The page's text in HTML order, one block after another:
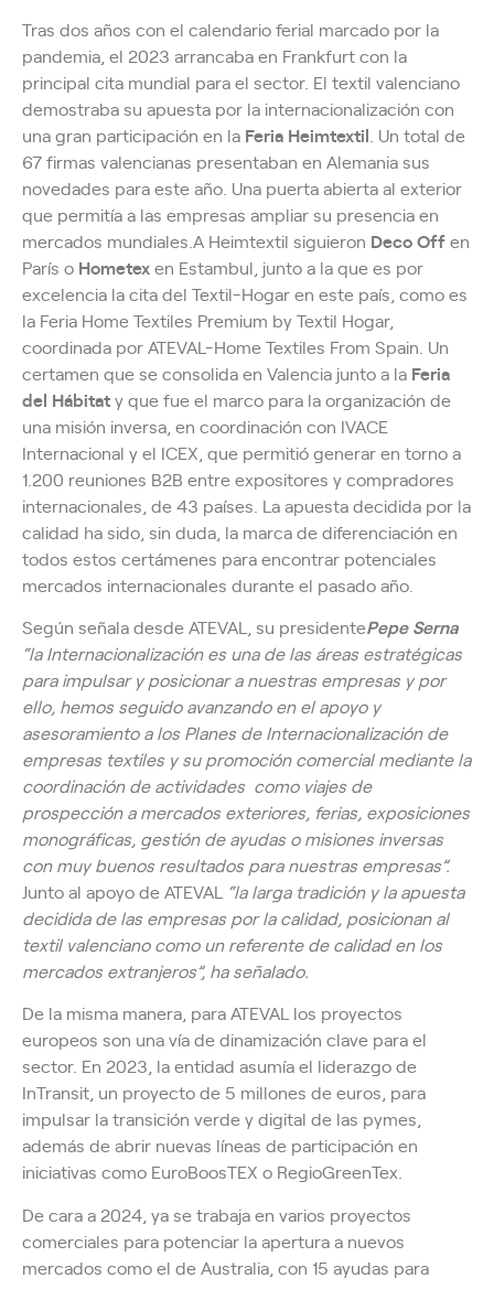
Tras dos años con el calendario ferial marcado por la
pandemia, el 2023 arrancaba en Frankfurt con la
principal cita mundial para el sector. El textil valenciano
demostraba su apuesta por la internacionalización con
una gran participación en la Feria Heimtextil . Un total de
67 firmas valencianas presentaban en Alemania sus
novedades para este año. Una puerta abierta al exterior
que permitía a las empresas ampliar su presencia en
mercados mundiales.A Heimtextil siguieron Deco Offen
París o Hometexen Estambul, junto a la que es por
excelencia la cita del Textil-Hogar en este país, como es
la Feria Home Textiles Premium by Textil Hogar,
coordinada por ATEVAL-Home Textiles From Spain. Un
certamen que se consolida en Valencia junto a la Feria
del Hábitaty que fue el marco para la organización de
una misión inversa, en coordinación con IVACE
Internacional y el ICEX, que permitió generar en torno a
1.200 reuniones B2B entre expositores y compradores
internacionales, de 43 países. La apuesta decidida por la
calidad ha sido, sin duda, la marca de diferenciación en
todos estos certámenes para encontrar potenciales
mercados internacionales durante el pasado año.
Según señala desde ATEVAL, su presidentePepe Serna
“la Internacionalización es una de las áreas estratégicas
para impulsar y posicionar a nuestras empresas y por
ello, hemos seguido avanzando en el apoyo y
asesoramiento a los Planes de Internacionalización de
empresas textiles y su promoción comercial mediante la
coordinación de actividades como viajes de
prospección a mercados exteriores, ferias, exposiciones
monográficas, gestión de ayudas o misiones inversas
con muy buenos resultados para nuestras empresas”.
Junto al apoyo de ATEVAL “la larga tradición y la apuesta
decidida de las empresas por la calidad, posicionan al
textil valenciano como un referente de calidad en los
mercados extranjeros”, ha señalado.
De la misma manera, para ATEVAL los proyectos
europeos son una vía de dinamización clave para el
sector. En 2023, la entidad asumía el liderazgo de
InTransit, un proyecto de 5 millones de euros, para
impulsar la transición verde y digital de las pymes,
además de abrir nuevas líneas de participación en
iniciativas como EuroBoosTEX o RegioGreenTex.
De cara a 2024, ya se trabaja en varios proyectos
comerciales para potenciar la apertura a nuevos
mercados como el de Australia, con 15 ayudas para